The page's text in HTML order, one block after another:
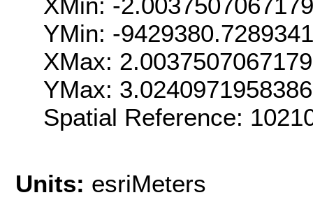
XMin: -
YMin: -
XMax:
YMax:
Spatial Reference:
Units: esriMeters